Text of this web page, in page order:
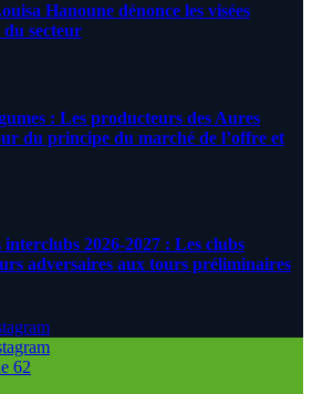
Hanoune dénonce les visées
du secteur
: Les producteurs des Aures
du principe du marché de l’offre et
2026-2027 : Les clubs
adversaires aux tours préliminaires